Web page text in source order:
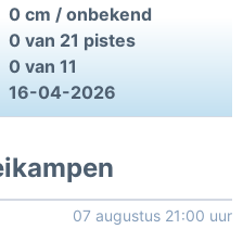
0 cm / onbekend
0 van 21 pistes
0 van 11
16-04-2026
07 augustus 21:00 uur